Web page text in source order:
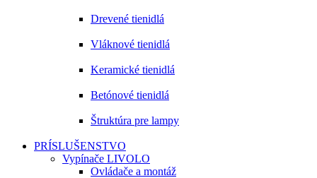
Drevené tienidlá
Vláknové tienidlá
Keramické tienidlá
Betónové tienidlá
Štruktúra pre lampy
PRÍSLUŠENSTVO
Vypínače LIVOLO
Ovládače a montáž